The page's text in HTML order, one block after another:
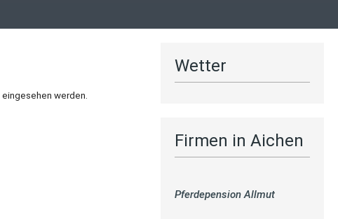
eingesehen werden.
Wetter
Firmen in Aichen
Pferdepension Allmut